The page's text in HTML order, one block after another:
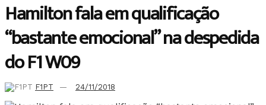
Hamilton fala em qualificação
“bastante emocional” na despedida
do F1 W09
F1PT 24/11/2018